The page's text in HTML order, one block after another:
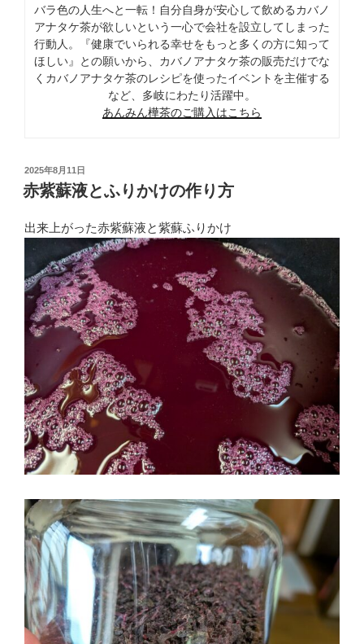
バラ色の人生へと一転！自分自身が安心して飲めるカバノ
アナタケ茶が欲しいという一心で会社を設立してしまった
行動人。『健康でいられる幸せをもっと多くの方に知って
ほしい』との願いから、カバノアナタケ茶の販売だけでな
くカバノアナタケ茶のレシピを使ったイベントを主催する
など、多岐にわたり活躍中。
あんみん樺茶のご購入はこちら
投
稿
日:
2025年8月11日
赤紫蘇液とふりかけの作り方
出来上がった赤紫蘇液と紫蘇ふりかけ